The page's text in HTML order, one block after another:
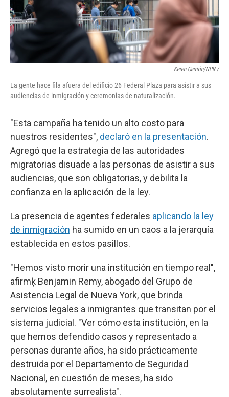
Keren Carrión/NPR /
La gente hace fila afuera del edificio 26 Federal Plaza para asistir a sus
audiencias de inmigración y ceremonias de naturalización.
"Esta campaña ha tenido un alto costo para
nuestros residentes", declaró en la presentación.
Agregó que la estrategia de las autoridades
migratorias disuade a las personas de asistir a sus
audiencias, que son obligatorias, y debilita la
confianza en la aplicación de la ley.
La presencia de agentes federales aplicando la ley
de inmigración ha sumido en un caos a la jerarquía
establecida en estos pasillos.
"Hemos visto morir una institución en tiempo real",
afirmķ Benjamin Remy, abogado del Grupo de
Asistencia Legal de Nueva York, que brinda
servicios legales a inmigrantes que transitan por el
sistema judicial. "Ver cómo esta institución, en la
que hemos defendido casos y representado a
personas durante años, ha sido prácticamente
destruida por el Departamento de Seguridad
Nacional, en cuestión de meses, ha sido
absolutamente surrealista".